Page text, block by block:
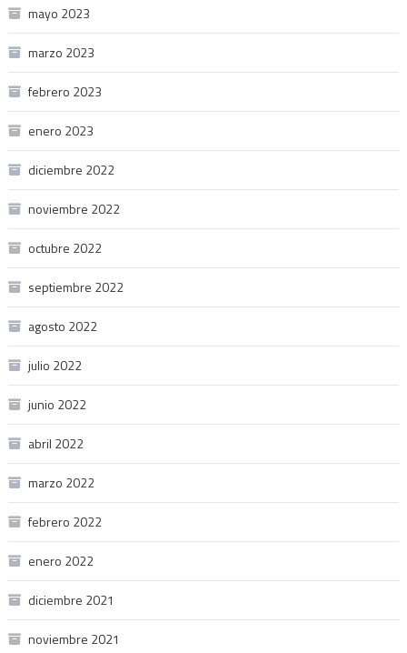
mayo 2023
marzo 2023
febrero 2023
enero 2023
diciembre 2022
noviembre 2022
octubre 2022
septiembre 2022
agosto 2022
julio 2022
junio 2022
abril 2022
marzo 2022
febrero 2022
enero 2022
diciembre 2021
noviembre 2021